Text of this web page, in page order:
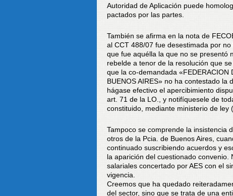
Autoridad de Aplicación puede
pactados por las partes.
También se afirma en la nota de
al CCT 488/07 fue desestimada por
que fue aquélla la que no se presentó
rebelde a tenor de la resolución que
que la co-demandada «FEDERACION
BUENOS AIRES» no ha contestado la
hágase efectivo el apercibimiento
art. 71 de la LO., y notifíquesele de
constituido, mediante ministerio de ley
Tampoco se comprende la insistencia
otros de la Pcia. de Buenos Aires,
continuado suscribiendo acuerdos y
la aparición del cuestionado
salariales concertado por AES con el
vigencia.
Creemos que ha quedado
del sector, sino que se trata de una